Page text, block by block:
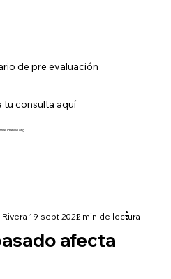
de pre evaluación
tu consulta aquí
afecta
19 sept 20212 min de lectura